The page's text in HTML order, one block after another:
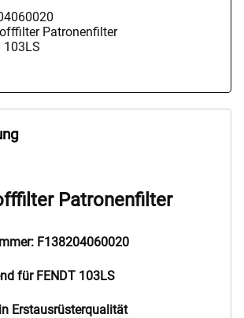
Patronenfilter
103LS
Patronenfilter
F138204060020
für FENDT 103LS
Erstausrüsterqualität